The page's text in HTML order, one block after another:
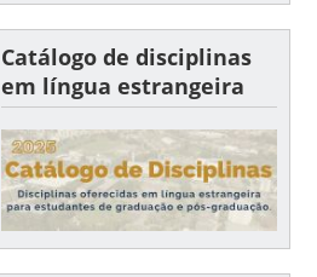
Catálogo de disciplinas
em língua estrangeira